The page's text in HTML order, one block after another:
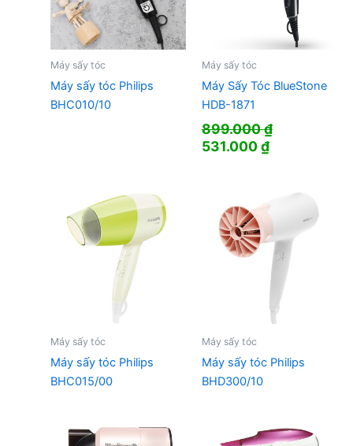
Máy sấy tóc
Máy sấy tóc Philips
BHC010/10
Máy sấy tóc
Máy Sấy Tóc BlueStone
HDB-1871
899.000₫
Giá
531.000₫Giá
531.000 ₫.
Máy sấy tóc
Máy sấy tóc Philips
BHC015/00
Máy sấy tóc
Máy sấy tóc Philips
BHD300/10